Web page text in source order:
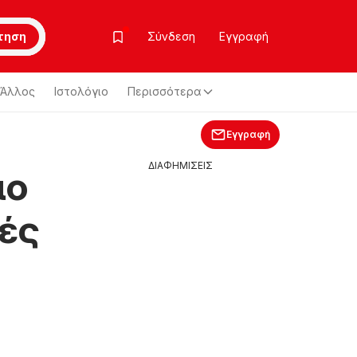
Σύνδεση Εγγραφή
Άλλος Ιστολόγιο Περισσότερα
Εγγραφή
ΔΙΑΦΗΜΙΣΕΙΣ